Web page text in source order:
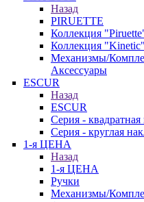
Назад
PIRUETTE
Коллекция
Коллекция "Kinetic"
Механизмы/
Аксессуары
ESCUR
Назад
ESCUR
Серия - квадратная
Серия - круглая
1-я ЦЕНА
Назад
1-я ЦЕНА
Ручки
Механизмы/